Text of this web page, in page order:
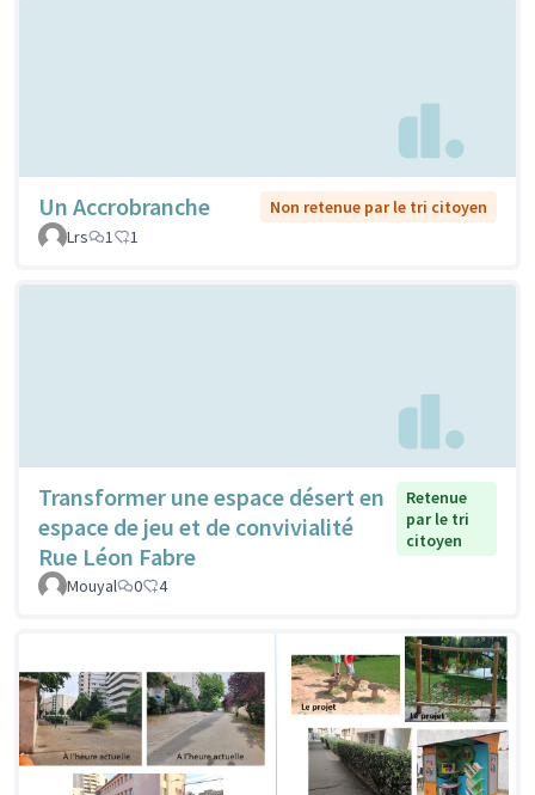
Un Accrobranche
Non retenue par le tri citoyen
Lrs
1 1
Transformer une espace désert en
espace de jeu et de convivialité
Rue Léon Fabre
Retenue
par le tri
citoyen
Mouyal 0 4